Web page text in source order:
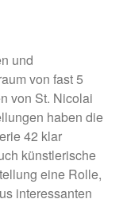
zum 19. Hörder
»TAKE ME TO
– KUNST in der
Fotografie,
Objekt
– »ZAUNGÄSTE«
Fotografie,
Skulptur
und
von fast 5
von St. Nicolai
haben die
42 klar
künstlerische
eine Rolle,
interessanten